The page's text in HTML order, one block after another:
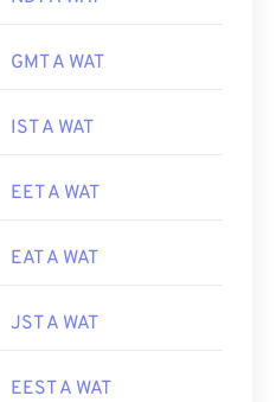
GMT A WAT
IST A WAT
EET A WAT
EAT A WAT
JST A WAT
EEST A WAT